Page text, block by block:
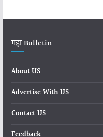
महा Bulletin
About US
Advertise With US
Contact US
Feedback